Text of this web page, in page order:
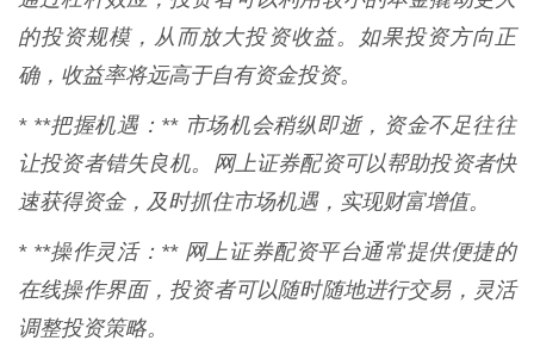
的投资规模，从而放大投资收益。如果投资方向正
确，收益率将远高于自有资金投资。
* **把握机遇：** 市场机会稍纵即逝，资金不足往往
让投资者错失良机。网上证券配资可以帮助投资者快
速获得资金，及时抓住市场机遇，实现财富增值。
* **操作灵活：** 网上证券配资平台通常提供便捷的
在线操作界面，投资者可以随时随地进行交易，灵活
调整投资策略。